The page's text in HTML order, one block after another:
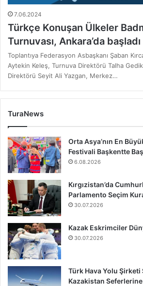
7.06.2024
Türkçe Konuşan Ülkeler
Turnuvası, Ankara’da başladı
Toplantıya Federasyon Asbaşkanı Şaban
Aytekin Keleş, Turnuva Direktörü Talha
Direktörü Seyit Ali Yazgan, Merkez…
TuraNews
Orta Asya’nın En
Festivali Başkentte
6.08.2026
Kırgızistan’da
Parlamento Seçim
30.07.2026
Kazak Eskrimciler
30.07.2026
Türk Hava Yolu Şirketi
Kazakistan Seferlerine